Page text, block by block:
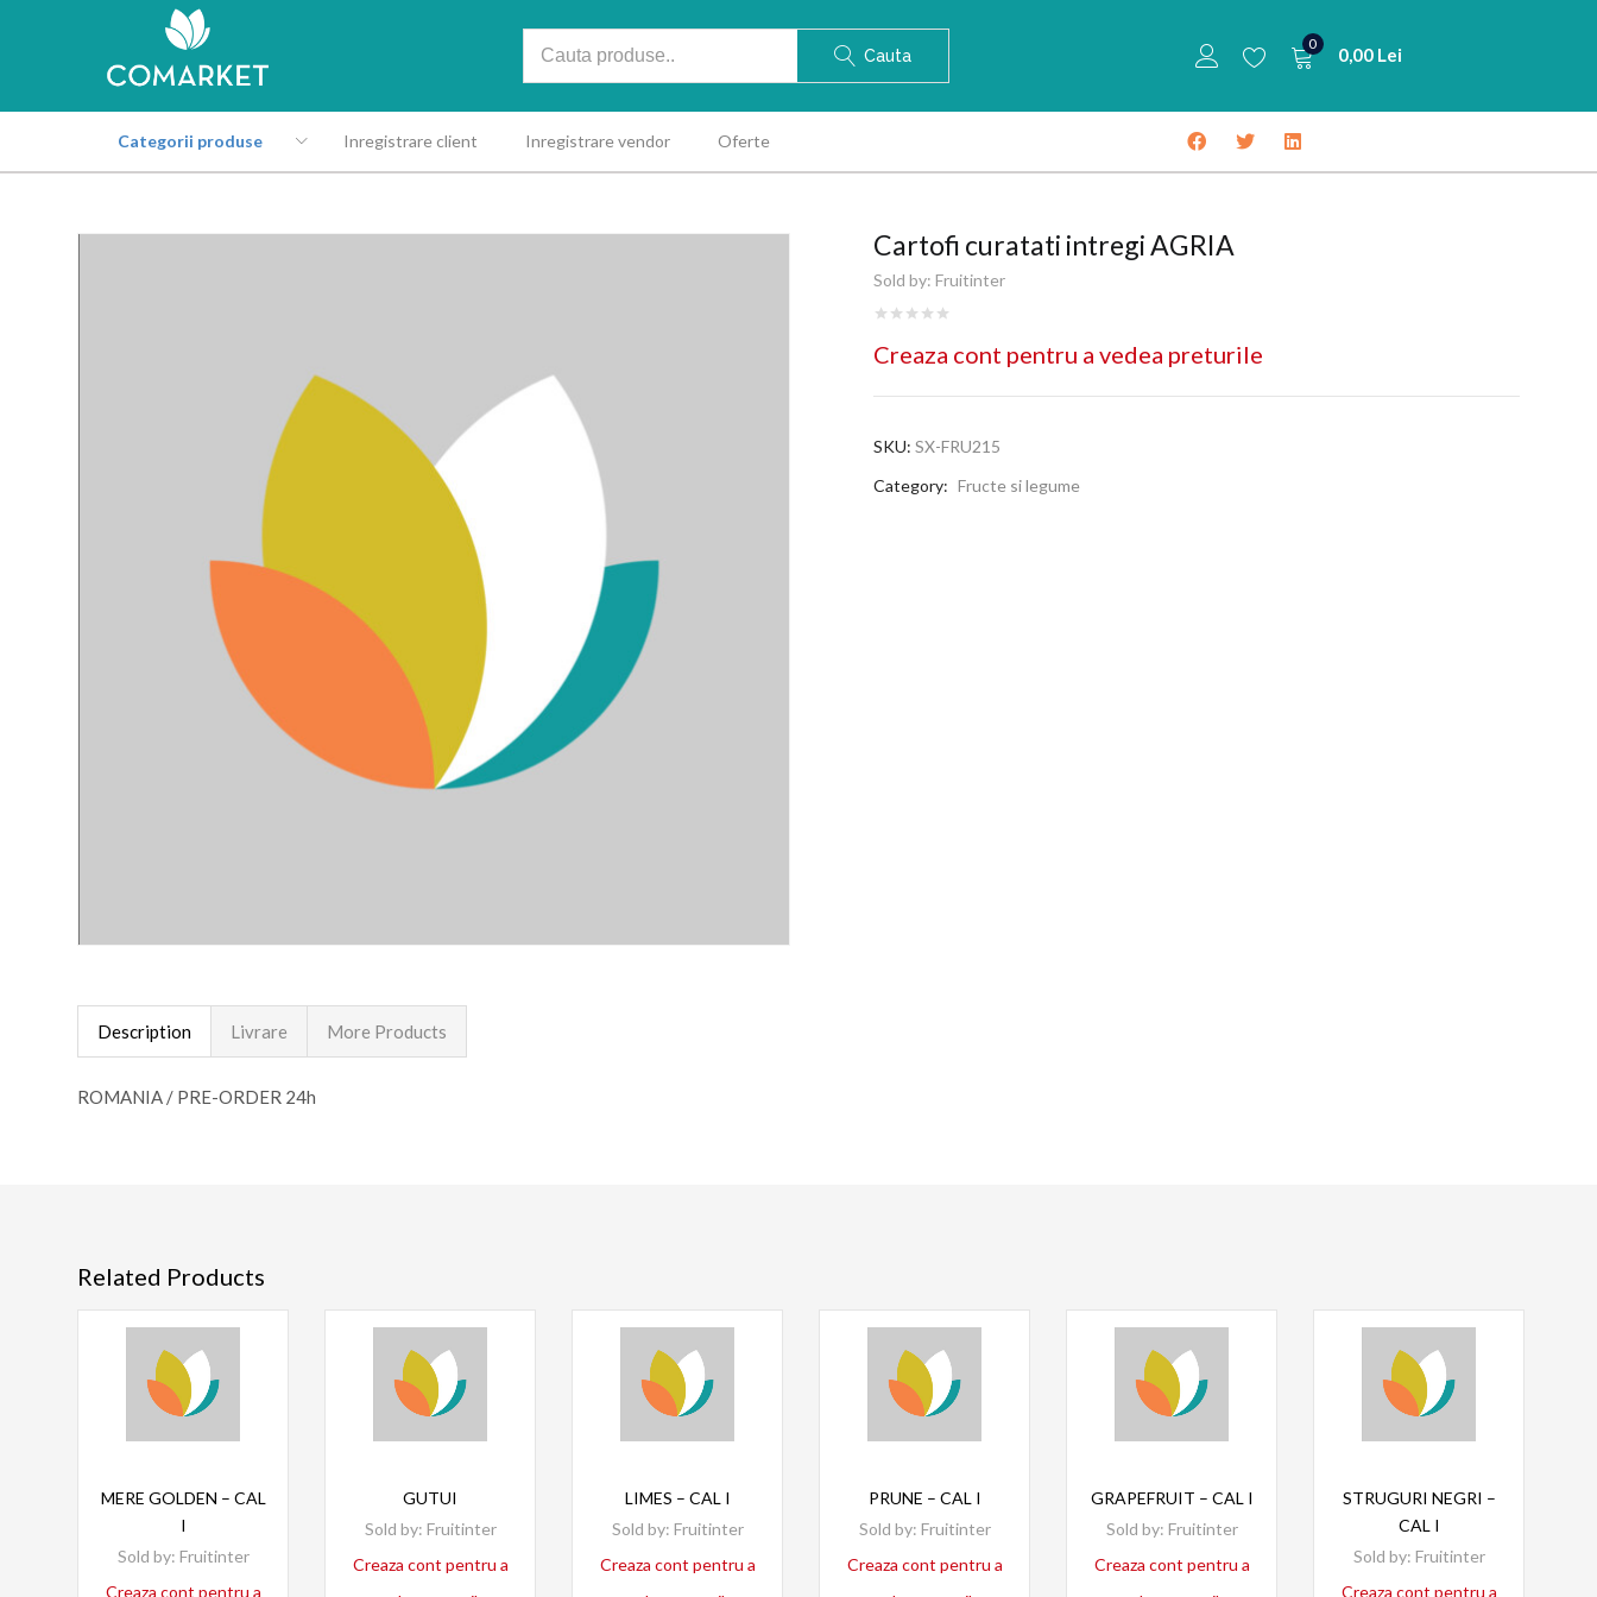
Cauta
0
0,00 Lei
Categorii produse Inregistrare client Inregistrare vendor Oferte
Cartofi curatati intregi AGRIA
Sold by: Fruitinter
Creaza cont pentru a vedea preturile
SKU: SX-FRU215
Category: Fructe si legume
Description Livrare More Products
ROMANIA / PRE-ORDER 24h
Related Products
MERE GOLDEN – CAL
I
Sold by: Fruitinter
Creaza cont pentru a
GUTUI
Sold by: Fruitinter
Creaza cont pentru a
LIMES – CAL I
Sold by: Fruitinter
Creaza cont pentru a
PRUNE – CAL I
Sold by: Fruitinter
Creaza cont pentru a
GRAPEFRUIT – CAL I
Sold by: Fruitinter
Creaza cont pentru a
STRUGURI NEGRI –
CAL I
Sold by: Fruitinter
Creaza cont pentru a